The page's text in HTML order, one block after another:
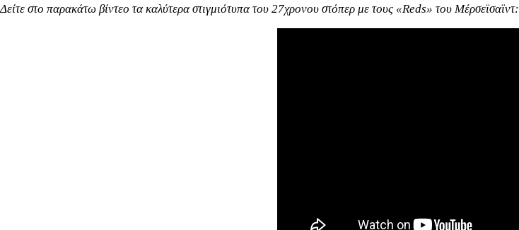
Δείτε στο παρακάτω βίντεο τα καλύτερα στιγμιότυπα του 27χρονου στόπερ με τους «Reds» του Μέρσεϊσαϊντ: